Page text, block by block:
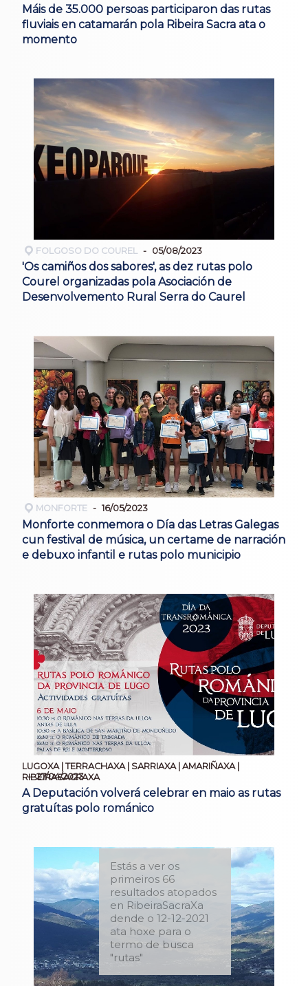
Máis de 35.000 persoas participaron das rutas
fluviais en catamarán pola Ribeira Sacra ata o
momento
FOLGOSO DO COUREL 05/08/2023
'Os camiños dos sabores', as dez rutas polo
Courel organizadas pola Asociación de
Desenvolvemento Rural Serra do Caurel
MONFORTE 16/05/2023
Monforte conmemora o Día das Letras Galegas
cun festival de música, un certame de narración
e debuxo infantil e rutas polo municipio
LUGOXA | TERRACHAXA | SARRIAXA | AMARIÑAXA |
RIBEIRASACRAXA
27/04/2023
A Deputación volverá celebrar en maio as rutas
gratuítas polo románico
Estás a ver os
primeiros 66
resultados atopados
en RibeiraSacraXa
dende o 12-12-2021
ata hoxe para o
termo de busca
"rutas"